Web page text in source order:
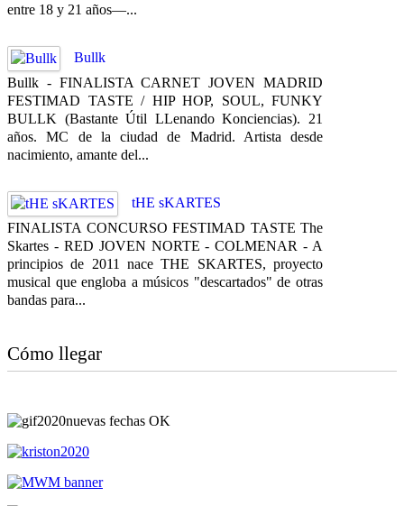
entre 18 y 21 años—...
Bullk
Bullk - FINALISTA CARNET JOVEN MADRID
FESTIMAD TASTE / HIP HOP, SOUL, FUNKY
BULLK (Bastante Útil LLenando Konciencias). 21
años. MC de la ciudad de Madrid. Artista desde
nacimiento, amante del...
tHE sKARTES
FINALISTA CONCURSO FESTIMAD TASTE The
Skartes - RED JOVEN NORTE - COLMENAR - A
principios de 2011 nace THE SKARTES, proyecto
musical que engloba a músicos "descartados" de otras
bandas para...
Cómo llegar